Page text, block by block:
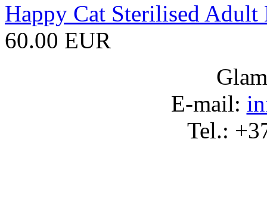
Happy Cat Sterilised
60.00 EUR
Е-mail:
Tel.: